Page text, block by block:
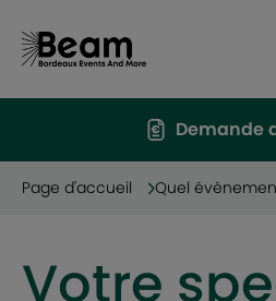
Demande
Page d'accueil Quel
Votre